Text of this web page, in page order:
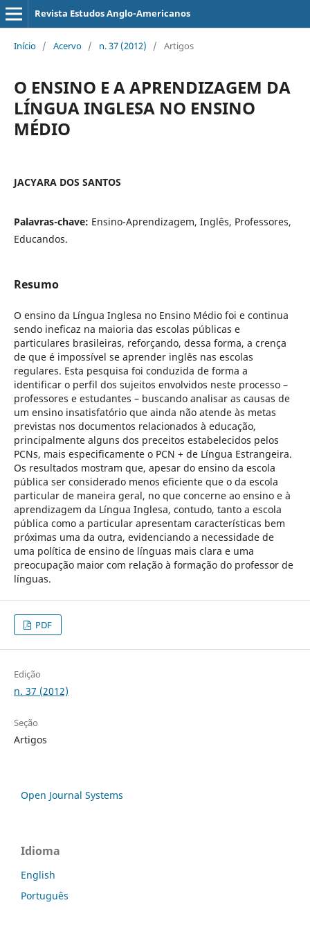
Revista Estudos Anglo-Americanos
Início / Acervo / n. 37 (2012) / Artigos
O ENSINO E A APRENDIZAGEM DA
LÍNGUA INGLESA NO ENSINO
MÉDIO
JACYARA DOS SANTOS
Palavras-chave: Ensino-Aprendizagem, Inglês, Professores,
Educandos.
Resumo
O ensino da Língua Inglesa no Ensino Médio foi e continua
sendo ineficaz na maioria das escolas públicas e
particulares brasileiras, reforçando, dessa forma, a crença
de que é impossível se aprender inglês nas escolas
regulares. Esta pesquisa foi conduzida de forma a
identificar o perfil dos sujeitos envolvidos neste processo –
professores e estudantes – buscando analisar as causas de
um ensino insatisfatório que ainda não atende às metas
previstas nos documentos relacionados à educação,
principalmente alguns dos preceitos estabelecidos pelos
PCNs, mais especificamente o PCN + de Língua Estrangeira.
Os resultados mostram que, apesar do ensino da escola
pública ser considerado menos eficiente que o da escola
particular de maneira geral, no que concerne ao ensino e à
aprendizagem da Língua Inglesa, contudo, tanto a escola
pública como a particular apresentam características bem
próximas uma da outra, evidenciando a necessidade de
uma política de ensino de línguas mais clara e uma
preocupação maior com relação à formação do professor de
línguas.
PDF
Edição
n. 37 (2012)
Seção
Artigos
Open Journal Systems
Idioma
English
Português